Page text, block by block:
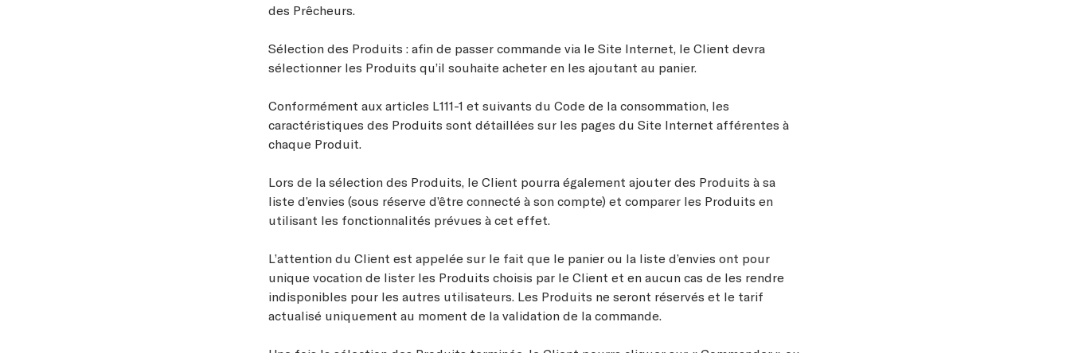
des Prêcheurs.
Sélection des Produits : afin de passer commande via le Site Internet, le Client devra
sélectionner les Produits qu’il souhaite acheter en les ajoutant au panier.
Conformément aux articles L111-1 et suivants du Code de la consommation, les
caractéristiques des Produits sont détaillées sur les pages du Site Internet afférentes à
chaque Produit.
Lors de la sélection des Produits, le Client pourra également ajouter des Produits à sa
liste d’envies (sous réserve d’être connecté à son compte) et comparer les Produits en
utilisant les fonctionnalités prévues à cet effet.
L’attention du Client est appelée sur le fait que le panier ou la liste d’envies ont pour
unique vocation de lister les Produits choisis par le Client et en aucun cas de les rendre
indisponibles pour les autres utilisateurs. Les Produits ne seront réservés et le tarif
actualisé uniquement au moment de la validation de la commande.